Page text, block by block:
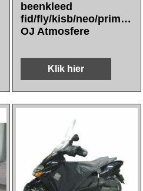
beenkleed
fid/fly/kisb/neo/primav/
OJ Atmosfere
Klik hier